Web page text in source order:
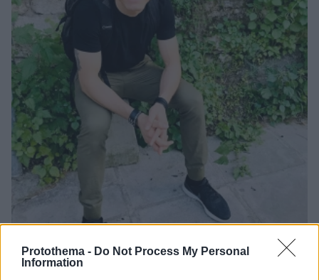
Protothema - Do Not Process My Personal
Information
«Δεν το πιστεύουμε», λένε οι Αμερικανοί που
υιοθέτησαν τον Αφγανό στη Λέσβο - Η αρχική